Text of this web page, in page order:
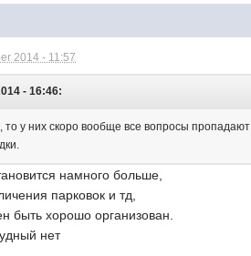
2014 - 11:57
- 16:46:
то у них скоро вообще все вопросы пропадают
намного больше,
парковок и тд,
быть хорошо организован.
нет